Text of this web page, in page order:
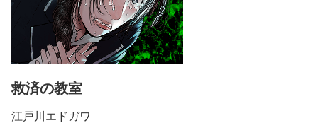
救済の教室
江戸川エドガワ